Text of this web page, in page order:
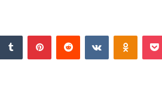
Tumblr PinterestReddit VKontakte